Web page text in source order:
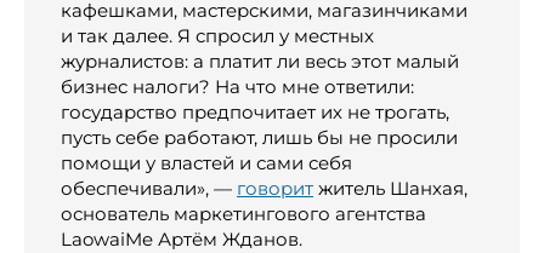
кафешками, мастерскими, магазинчиками
и так далее. Я спросил у местных
журналистов: а платит ли весь этот малый
бизнес налоги? На что мне ответили:
государство предпочитает их не трогать,
пусть себе работают, лишь бы не просили
помощи у властей и сами себя
обеспечивали», — говорит житель Шанхая,
основатель маркетингового агентства
LaowaiMe Артём Жданов.